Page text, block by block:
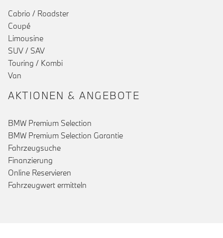
Cabrio / Roadster
Coupé
Limousine
SUV / SAV
Touring / Kombi
Van
AKTIONEN & ANGEBOTE
BMW Premium Selection
BMW Premium Selection Garantie
Fahrzeugsuche
Finanzierung
Online Reservieren
Fahrzeugwert ermitteln